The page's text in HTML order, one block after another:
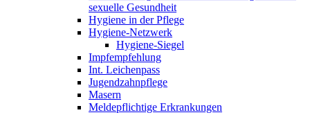
sexuelle Gesundheit
Hygiene in der Pflege
Hygiene-Netzwerk
Hygiene-Siegel
Impfempfehlung
Int. Leichenpass
Jugendzahnpflege
Masern
Meldepflichtige Erkrankungen